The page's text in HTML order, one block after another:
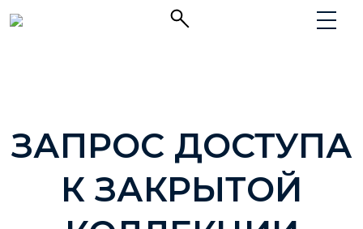
ЗАПРОС ДОСТУПА
К ЗАКРЫТОЙ